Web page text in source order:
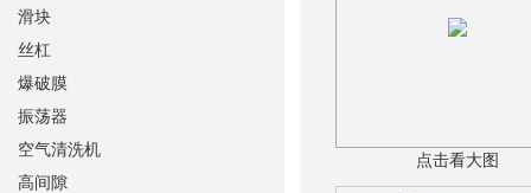
点击看大图
滑块
丝杠
爆破膜
振荡器
空气清洗机
高间隙